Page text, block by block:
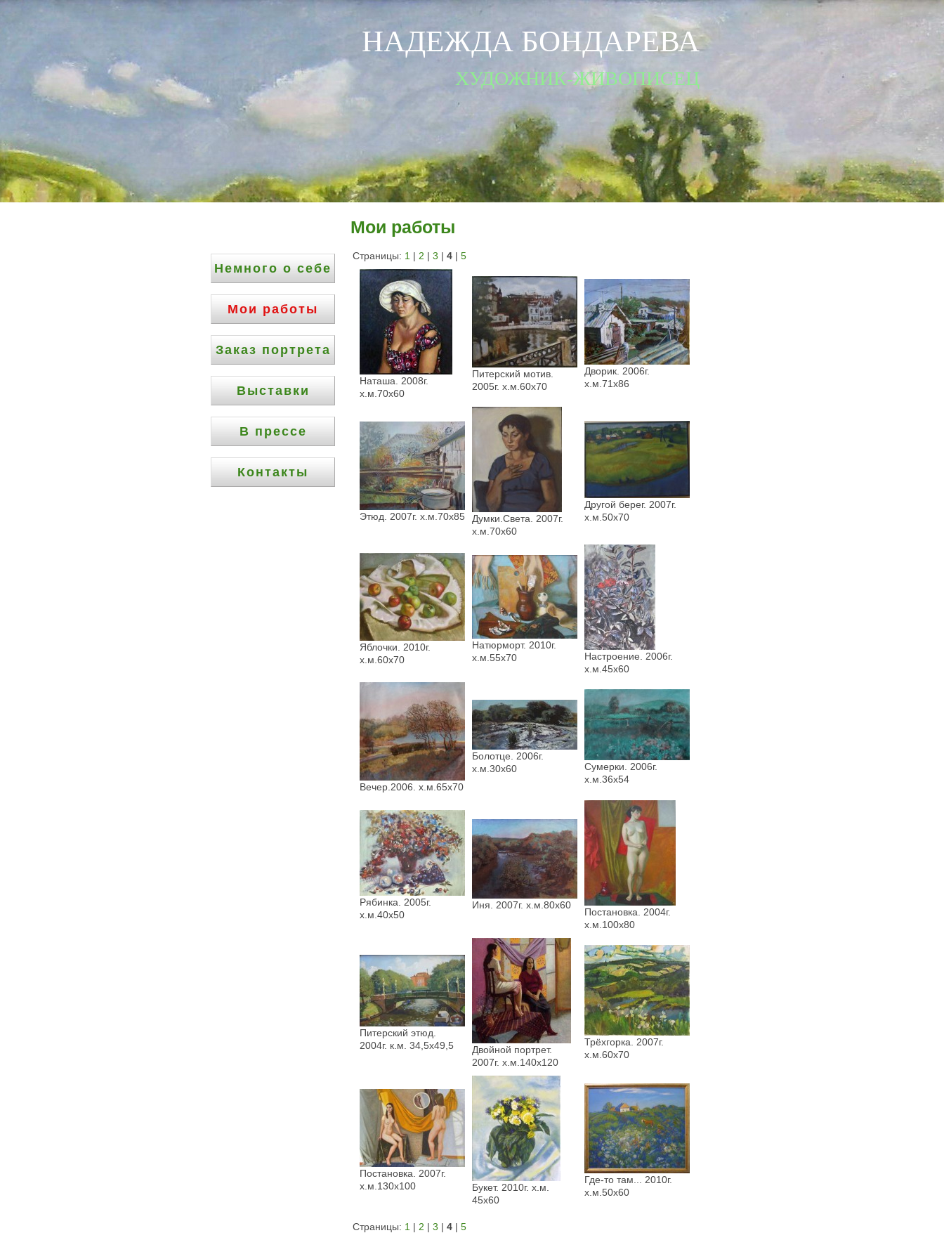
Немного о себе
Мои работы
Заказ портрета
Выставки
В прессе
Контакты
НАДЕЖДА БОНДАРЕВА
ХУДОЖНИК-ЖИВОПИСЕЦ
Мои работы
Страницы: 1 | 2 | 3 | 4 | 5
Наташа. 2008г.
х.м.70х60
Питерский мотив.
2005г. х.м.60х70
Дворик. 2006г.
х.м.71х86
Этюд. 2007г. х.м.70х85
Думки.Света. 2007г.
х.м.70х60
Другой берег. 2007г.
х.м.50х70
Яблочки. 2010г.
х.м.60х70
Натюрморт. 2010г.
х.м.55х70
Настроение. 2006г.
х.м.45х60
Вечер.2006. х.м.65х70
Болотце. 2006г.
х.м.30х60
Сумерки. 2006г.
х.м.36х54
Рябинка. 2005г.
х.м.40х50
Иня. 2007г. х.м.80х60
Постановка. 2004г.
х.м.100х80
Питерский этюд.
2004г. к.м. 34,5х49,5
Двойной портрет.
2007г. х.м.140х120
Трёхгорка. 2007г.
х.м.60х70
Постановка. 2007г.
х.м.130х100
Букет. 2010г. х.м.
45х60
Где-то там... 2010г.
х.м.50х60
Страницы: 1 | 2 | 3 | 4 | 5